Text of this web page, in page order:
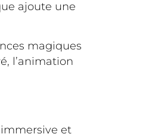
ajoute une
magiques
l’animation
et